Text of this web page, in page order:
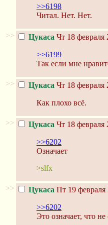
>>6198
Читал. Нет. Нет.
>> Цукаса Чт 18 февраля
>>6199
Так если мне
>> Цукаса Чт 18 февраля
Как плохо всё.
>> Цукаса Чт 18 февраля
>>6202
Означает
>slfx
>> Цукаса Пт 19 февраля
>>6202
Это означает, что